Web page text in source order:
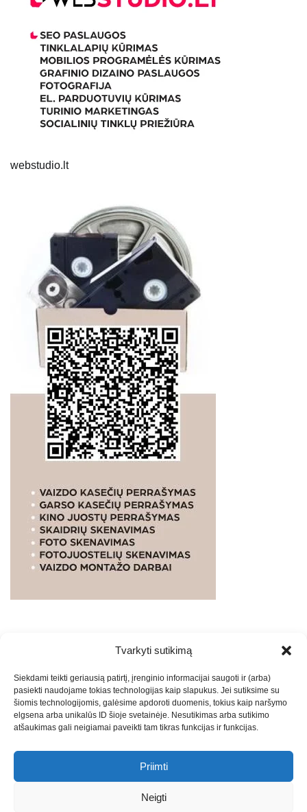
Tvarkyti sutikimą
Siekdami teikti geriausią patirtį, įrenginio informacijai saugoti ir (arba)
pasiekti naudojame tokias technologijas kaip slapukus. Jei sutiksime su
šiomis technologijomis, galėsime apdoroti duomenis, tokius kaip naršymo
elgsena arba unikalūs ID šioje svetainėje. Nesutikimas arba sutikimo
atšaukimas gali neigiamai paveikti tam tikras funkcijas ir funkcijas.
Priimti
Neigti
webstudio.lt
PASLAUGOS. SEO tekstų rašymas, turinio kūrimas,
straipsnių rašymas ir talpinimas į mūsų valdomas
svetaines.2026Armijai.LTTheme: Express News ByAdore
Themes.
Marketingo agentūra -Teisinės
-Saulius Narbutas